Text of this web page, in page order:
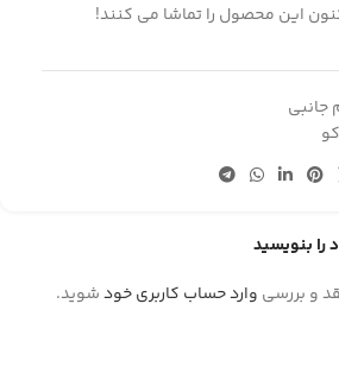
این محصول را تماشا می کنند!
جانبی
را بنویسید
و بررسی وارد حساب کاربری خودشوید.